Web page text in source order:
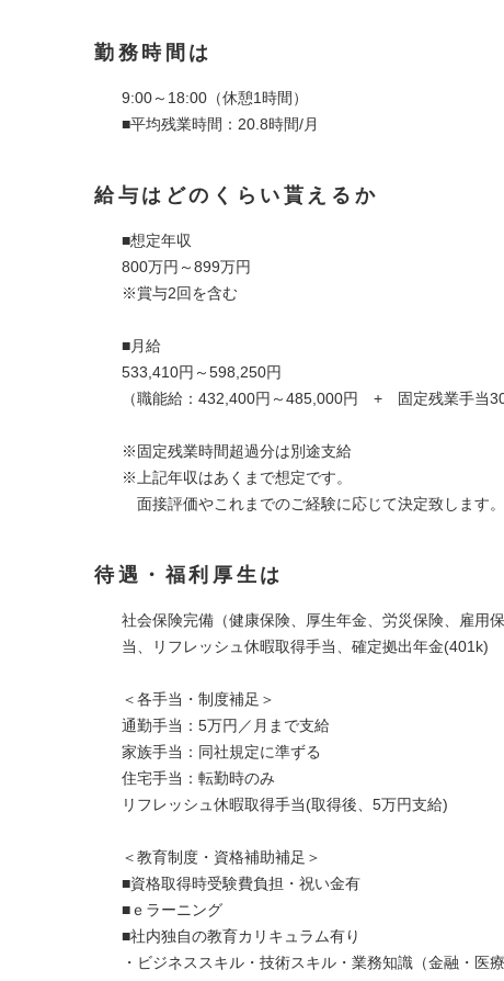
勤務時間は
9:00～18:00（休憩1時間）
■平均残業時間：20.8時間/月
給与はどのくらい貰えるか
■想定年収
800万円～899万円
※賞与2回を含む
■月給
533,410円～598,250円
（職能給：432,400円～485,000円 + 固定残業手当
※固定残業時間超過分は別途支給
※上記年収はあくまで想定です。
面接評価やこれまでのご経験に応じて決定致します。
待遇・福利厚生は
社会保険完備（健康保険、厚生年金、労災保険、雇用
当、リフレッシュ休暇取得手当、確定拠出年金(401k)
＜各手当・制度補足＞
通勤手当：5万円／月まで支給
家族手当：同社規定に準ずる
住宅手当：転勤時のみ
リフレッシュ休暇取得手当(取得後、5万円支給)
＜教育制度・資格補助補足＞
■資格取得時受験費負担・祝い金有
■ｅラーニング
■社内独自の教育カリキュラム有り
・ビジネススキル・技術スキル・業務知識（金融・医